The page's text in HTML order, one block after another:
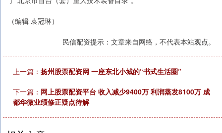
（编辑 袁冠琳）
民信配资提示：文章来自网络，不代表本站观点。
上一篇： 扬州股票配资网 一座东北小城的“书式生活圈”
下一篇： 网上股票配资平台 收入减少9400万 利润蒸发8100万 成
都华微业绩修正疑点待解